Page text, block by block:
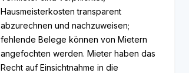
Hausmeisterkosten transparent
abzurechnen und nachzuweisen;
fehlende Belege können von Mietern
angefochten werden. Mieter haben das
Recht auf Einsichtnahme in die